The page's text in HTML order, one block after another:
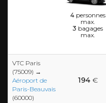
4personnes
max.
3 bagages
max.
VTC Paris
(75009) →
Aéroport de
Paris-Beauvais
(60000)
194€